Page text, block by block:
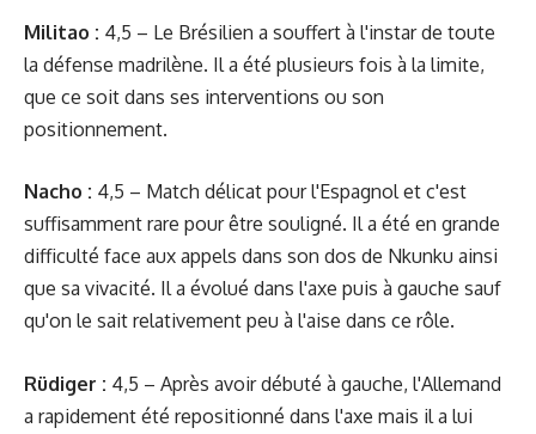
Militao : 4,5 – Le Brésilien a souffert à l'instar de toute
la défense madrilène. Il a été plusieurs fois à la limite,
que ce soit dans ses interventions ou son
positionnement.
Nacho : 4,5 – Match délicat pour l'Espagnol et c'est
suffisamment rare pour être souligné. Il a été en grande
difficulté face aux appels dans son dos de Nkunku ainsi
que sa vivacité. Il a évolué dans l'axe puis à gauche sauf
qu'on le sait relativement peu à l'aise dans ce rôle.
Rüdiger : 4,5 – Après avoir débuté à gauche, l'Allemand
a rapidement été repositionné dans l'axe mais il a lui